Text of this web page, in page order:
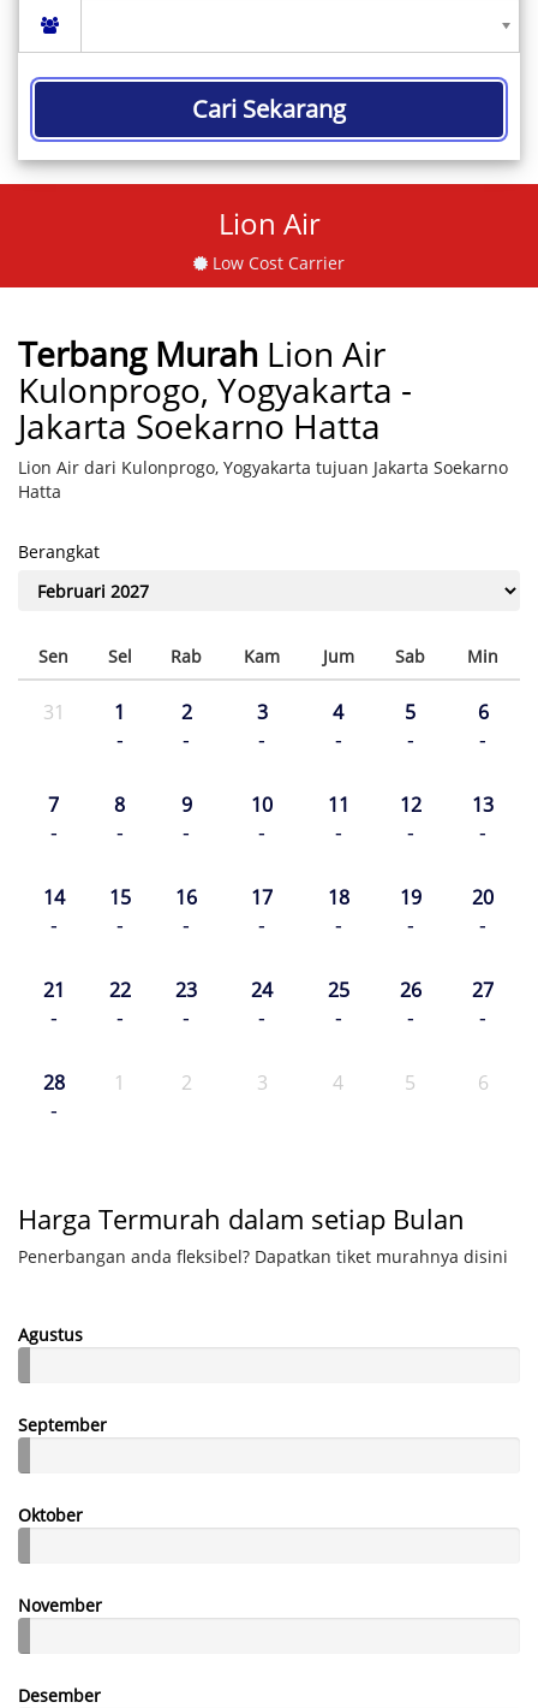
Cari Sekarang
Lion Air
Low Cost Carrier
Terbang Murah Lion Air
Kulonprogo, Yogyakarta -
Jakarta Soekarno Hatta
Lion Air dari Kulonprogo, Yogyakarta tujuan Jakarta Soekarno
Hatta
Berangkat
Sen Sel Rab Kam Jum Sab Min
31 1
-
2
-
3
-
4
-
5
-
6
-
7
-
8
-
9
-
10
-
11
-
12
-
13
-
14
-
15
-
16
-
17
-
18
-
19
-
20
-
21
-
22
-
23
-
24
-
25
-
26
-
27
-
28
-
1 2 3 4 5 6
Harga Termurah dalam setiap Bulan
Penerbangan anda fleksibel? Dapatkan tiket murahnya disini
Agustus
September
Oktober
November
Desember